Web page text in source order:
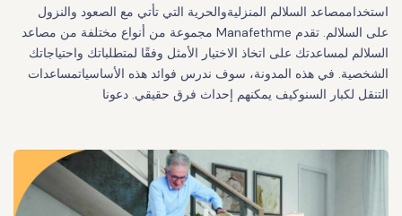
استخداممصاعد السلالم المنزليةوالحرية التي تأتي مع الصعود والنزول
على السلالم. تقدم Manafethme مجموعة من أنواع مختلفة من مصاعد
السلالم لمساعدتك على اتخاذ الاختيار الأمثل وفقًا لمتطلباتك واحتياجاتك
الشخصية. في هذه المدونة، سوف ندرس فوائد هذه الأساسياتمساعدات
التنقل لكبار السنوكيف يمكنهم إحداث فرق حقيقي. دعونا